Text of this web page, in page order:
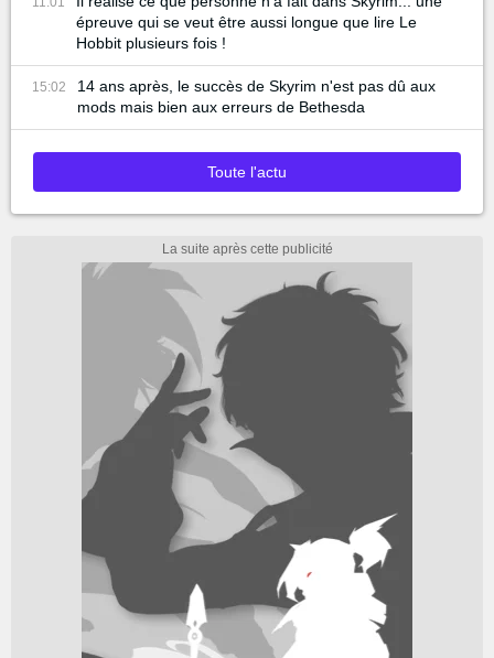
épreuve qui se veut être aussi longue que lire Le
Hobbit plusieurs fois !
15:02
14 ans après, le succès de Skyrim n'est pas dû aux
mods mais bien aux erreurs de Bethesda
Toute l'actu